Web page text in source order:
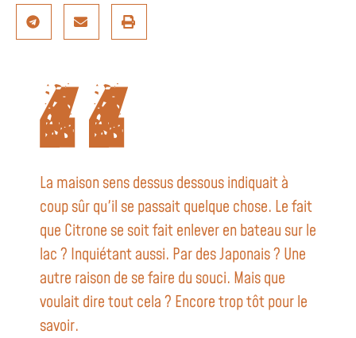
La maison sens dessus dessous indiquait à
coup sûr qu'il se passait quelque chose. Le fait
que Citrone se soit fait enlever en bateau sur le
lac ? Inquiétant aussi. Par des Japonais ? Une
autre raison de se faire du souci. Mais que
voulait dire tout cela ? Encore trop tôt pour le
savoir.